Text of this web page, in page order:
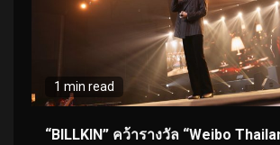
1 min read
“BILLKIN” คว้ารางวัล “Weibo